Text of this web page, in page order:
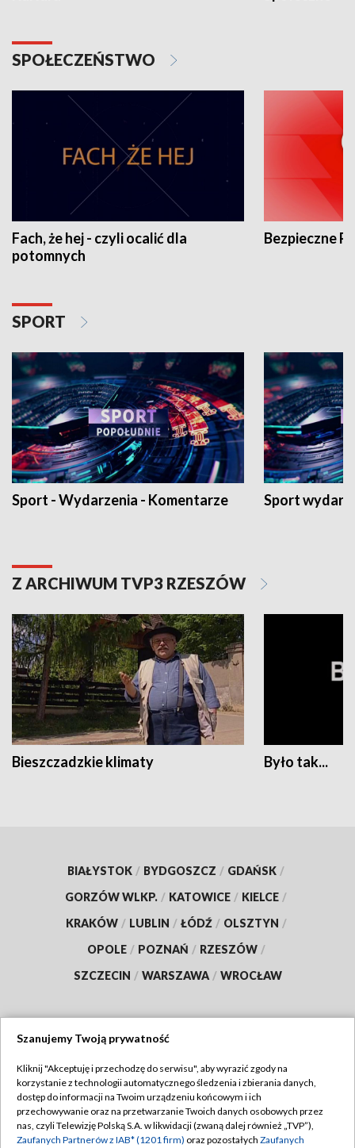
SPOŁECZEŃSTWO
Fach, że hej - czyli ocalić dla
potomnych
Bezpieczne
SPORT
Sport - Wydarzenia - Komentarze Sport
Z ARCHIWUM TVP3 RZESZÓW
Bieszczadzkie klimaty Było tak...
BIAŁYSTOK / BYDGOSZCZ / GDAŃSK /
GORZÓW WLKP. / KATOWICE / KIELCE /
KRAKÓW / LUBLIN / ŁÓDŹ / OLSZTYN /
OPOLE / POZNAŃ / RZESZÓW /
SZCZECIN / WARSZAWA / WROCŁAW
TVP
Abonament TVP
Emisja w TVP
Regulamin TVP
Polityka prywatności
Szanujemy Twoją prywatność
Kliknij "Akceptuję i przechodzę do serwisu", aby wyrazić zgody na
korzystanie z technologii automatycznego śledzenia i zbierania danych,
dostęp do informacji na Twoim urządzeniu końcowym i ich
przechowywanie oraz na przetwarzanie Twoich danych osobowych przez
nas, czyli Telewizję Polską S.A. w likwidacji (zwaną dalej również „TVP”),
Zaufanych Partnerów z IAB* (1201 firm) oraz pozostałych Zaufanych